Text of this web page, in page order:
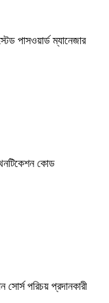
পাসওয়ার্ড ম্যানেজার
কোড
সোর্স পরিচয় প্রদানকারী